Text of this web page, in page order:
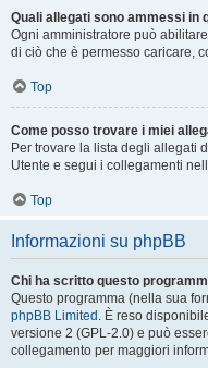
Quali allegati sono ammessi in
Ogni amministratore può
di ciò che è permesso caricare,
Top
Come posso trovare i miei
Per trovare la lista degli allegati
Utente e segui i collegamenti
Top
Informazioni su phpBB
Chi ha scritto questo
Questo programma (nella sua
phpBB Limited . È reso
versione 2 (GPL-2.0) e può
collegamento per maggiori